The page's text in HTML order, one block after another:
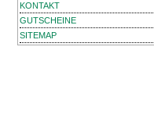
KONTAKT
GUTSCHEINE
SITEMAP